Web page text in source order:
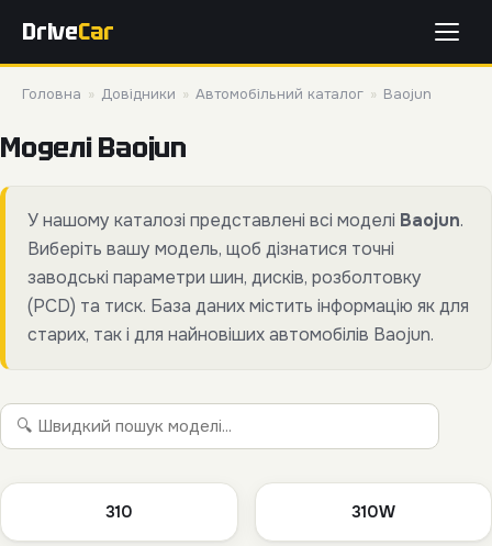
DriveCar
Головна » Довідники » Автомобільний каталог » Baojun
Моделі Baojun
У нашому каталозі представлені всі моделі Baojun.
Виберіть вашу модель, щоб дізнатися точні
заводські параметри шин, дисків, розболтовку
(PCD) та тиск. База даних містить інформацію як для
старих, так і для найновіших автомобілів Baojun.
310 310W